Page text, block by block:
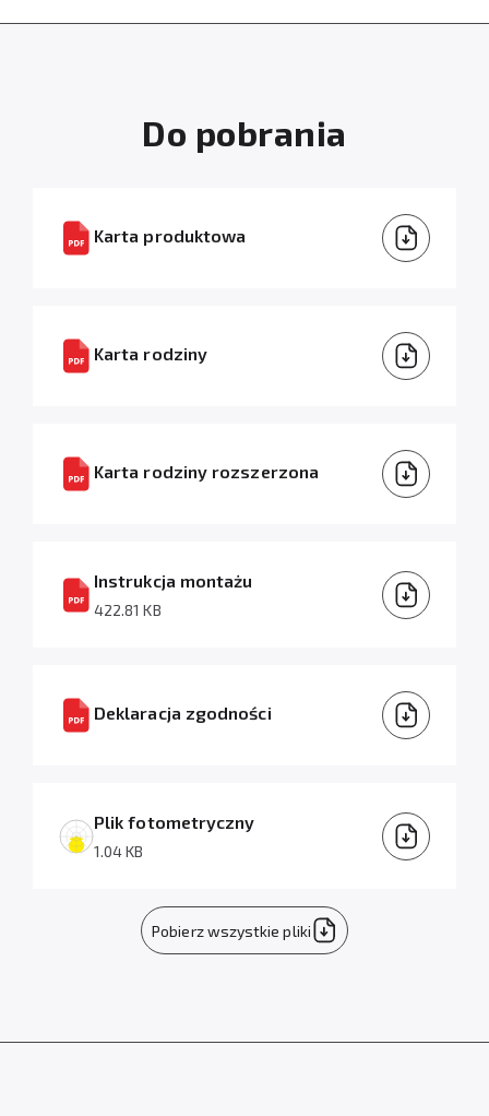
Do pobrania
Karta produktowa
Karta rodziny
Karta rodziny rozszerzona
Instrukcja montażu
422.81 KB
Deklaracja zgodności
Plik fotometryczny
1.04 KB
Pobierz wszystkie pliki